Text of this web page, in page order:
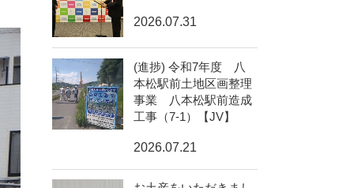
2026.07.31
(進捗) 令和7年度 八
本松駅前土地区画整理
事業 八本松駅前造成
工事（7-1）【JV】
2026.07.21